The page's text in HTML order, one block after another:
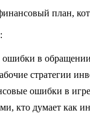
план,
ошибки в
стратегии
ошибки в
кто думает как